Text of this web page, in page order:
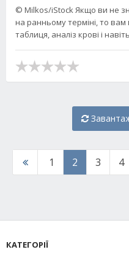
© Milkos/iStock Якщо ви не
на ранньому терміні, то
таблиця, аналіз крові і
1 2 3 4
КАТЕГОРІЇ